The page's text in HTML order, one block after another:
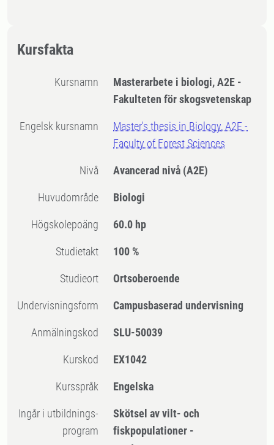
Kursfakta
Kursnamn
Masterarbete i biologi, A2E -
Fakulteten för skogsvetenskap
Engelsk kursnamn
Master's thesis in Biology, A2E -
Faculty of Forest Sciences
Nivå Avancerad nivå (A2E)
Huvudområde Biologi
högskolepoäng 60.0 hp
Studietakt 100 %
Studieort Ortsoberoende
Undervisningsform Campusbaserad undervisning
Anmälningskod SLU-50039
Kurskod EX1042
Kursspråk Engelska
Ingår i utbildnings-
program
Skötsel av vilt- och
fiskpopulationer -